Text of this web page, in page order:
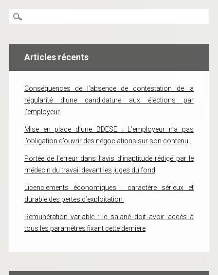
Articles récents
Conséquences de l’absence de contestation de la
régularité d’une candidature aux élections par
l’employeur
Mise en place d’une BDESE : L’employeur n’a pas
l’obligation d’ouvrir des négociations sur son contenu
Portée de l’erreur dans l’avis d’inaptitude rédigé par le
médecin du travail devant les juges du fond
Licenciements économiques : caractère sérieux et
durable des pertes d’exploitation
Rémunération variable : le salarié doit avoir accès à
tous les paramètres fixant cette dernière